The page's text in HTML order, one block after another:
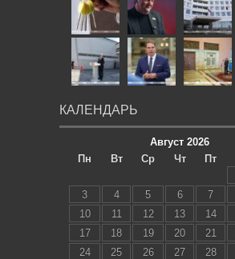
КАЛЕНДАРЬ
Август 2026
Пн
Вт Ср Чт Пт
3
4 5 6 7
10
11 12 13 14
17
18 19 20 21
24
25 26 27 28